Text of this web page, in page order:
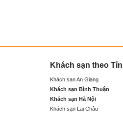
Khách sạn theo
Khách sạn An Giang
Khách sạn Bình Thuận
Khách sạn Hà Nội
Khách sạn Lai Châu